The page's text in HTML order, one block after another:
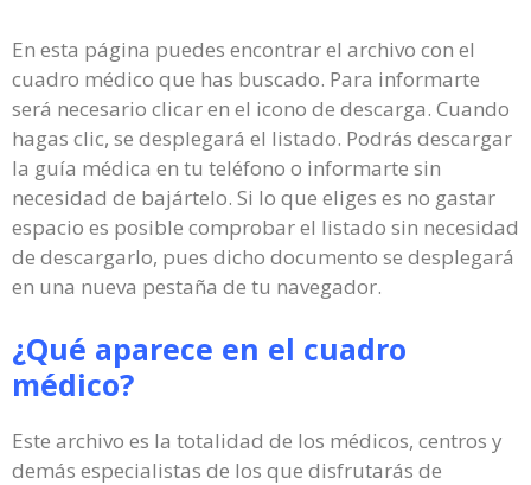
En esta página puedes encontrar el archivo con el
cuadro médico que has buscado. Para informarte
será necesario clicar en el icono de descarga. Cuando
hagas clic, se desplegará el listado. Podrás descargar
la guía médica en tu teléfono o informarte sin
necesidad de bajártelo. Si lo que eliges es no gastar
espacio es posible comprobar el listado sin necesidad
de descargarlo, pues dicho documento se desplegará
en una nueva pestaña de tu navegador.
¿Qué aparece en el cuadro
médico?
Este archivo es la totalidad de los médicos, centros y
demás especialistas de los que disfrutarás de